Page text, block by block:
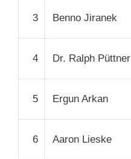
3 Benno Jiranek
4 Dr. Ralph Püttner
5 Ergun Arkan
6 Aaron Lieske